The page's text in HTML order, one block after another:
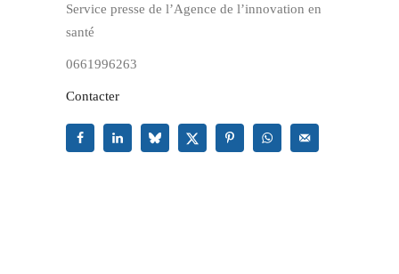
Service presse de l’Agence de l’innovation en
santé
0661996263
Contacter